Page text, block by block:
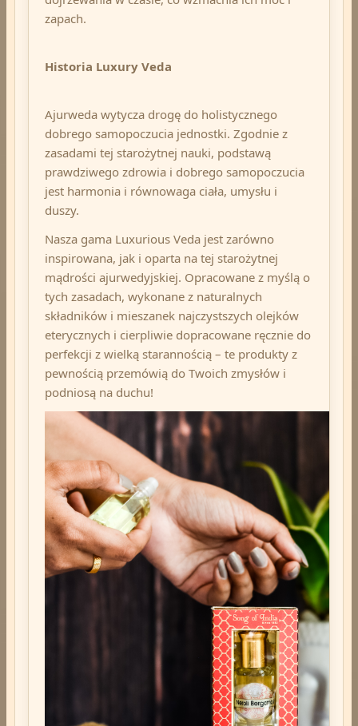
zapach.
Historia Luxury Veda
Ajurweda wytycza drogę do holistycznego
dobrego samopoczucia jednostki. Zgodnie z
zasadami tej starożytnej nauki, podstawą
prawdziwego zdrowia i dobrego samopoczucia
jest harmonia i równowaga ciała, umysłu i
duszy.
Nasza gama Luxurious Veda jest zarówno
inspirowana, jak i oparta na tej starożytnej
mądrości ajurwedyjskiej. Opracowane z myślą o
tych zasadach, wykonane z naturalnych
składników i mieszanek najczystszych olejków
eterycznych i cierpliwie dopracowane ręcznie do
perfekcji z wielką starannością – te produkty z
pewnością przemówią do Twoich zmysłów i
podniosą na duchu!